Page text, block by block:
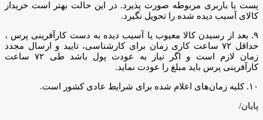
پست یا باربری مربوطه صورت پذیرد. در این حالت بهتر است خریدار
کالای آسیب دیده شده را تحویل نگیرد.
۹. بعد از رسیدن کالا معیوب یا آسیب دیده به دست کارآفرینی پرس ،
حداقل ۷۲ ساعت کاری زمان برای کارشناسی، تایید و ارسال مجدد
زمان لازم است و اگر نیاز به عودت پول باشد طی ۷۲ ساعت
کارآفرینی پرس باید مبلغ را عودت نماید.
۱۰. کلیه زمان‌های اعلام شده برای شرایط عادی کشور است.
پایان/